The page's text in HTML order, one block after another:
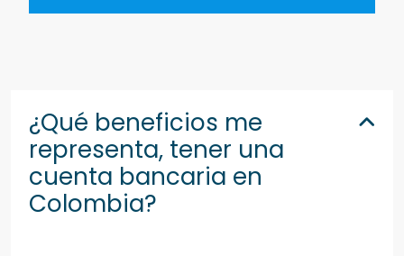
¿Qué beneficios me
representa, tener una
cuenta bancaria en
Colombia?